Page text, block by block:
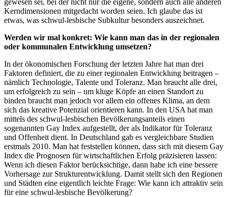
Kerndimensionen mitgedacht worden seien. Ich glaube das ist
etwas, was schwul-lesbische Subkultur besonders auszeichnet.
Werden wir mal konkret: Wie kann man das in der regionalen
oder kommunalen Entwicklung umsetzen?
In der ökonomischen Forschung der letzten Jahre hat man drei
Faktoren definiert, die zu einer regionalen Entwicklung beitragen –
nämlich Technologie, Talente und Toleranz. Man braucht alle drei,
um erfolgreich zu sein – um kluge Köpfe an einen Standort zu
binden braucht man jedoch vor allem ein offenes Klima, an dem
sich das kreative Potenzial orientieren kann. In den USA hat man
mittels des schwul-lesbischen Bevölkerungsanteils einen
sogenannten Gay Index aufgestellt, der als Indikator für Toleranz
und Offenheit dient. In Deutschland gab es vergleichbare Studien
erstmals 2010. Man hat feststellen können, dass sich mit diesem Gay
Index die Prognosen für wirtschaftlichen Erfolg präzisieren lassen:
Wenn ich diesen Faktor berücksichtige, dann habe ich eine bessere
Vorhersage zur Strukturentwicklung. Damit stellt sich den Regionen
und Städten eine eigentlich leichte Frage: Wie kann ich attraktiv sein
für eine schwul-lesbische Bevölkerung?